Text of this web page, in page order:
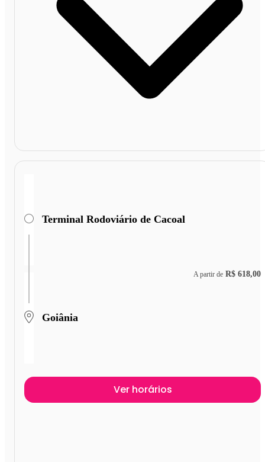
Terminal Rodoviário de Cacoal
Goiânia
A partir de R$ 618,00
Ver horários